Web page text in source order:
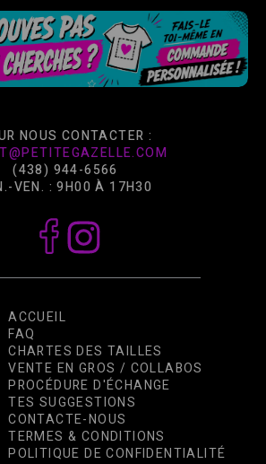
NOUS CONTACTER :
(438) 944-6566
VEN. : 9H00 À 17H30
ACCUEIL
FAQ
CHARTES DES TAILLES
VENTE EN GROS / COLLABOS
PROCÉDURE D'ÉCHANGE
TES SUGGESTIONS
CONTACTE-NOUS
TERMES & CONDITIONS
POLITIQUE DE CONFIDENTIALITÉ